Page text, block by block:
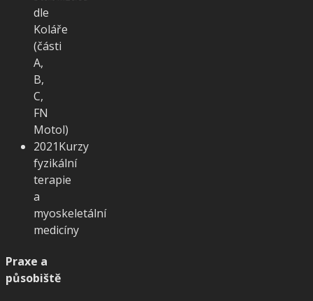
dle
Koláře
(části
A,
B,
C,
FN
Motol)
2021Kurzy
fyzikální
terapie
a
myoskeletální
medicíny
Praxe a
působiště